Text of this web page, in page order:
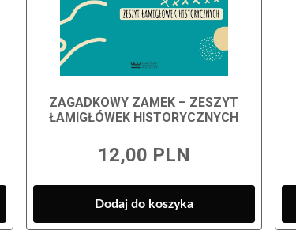
ZAGADKOWY ZAMEK – ZESZYT
ŁAMIGŁÓWEK HISTORYCZNYCH
12,00 PLN
Dodaj do koszyka